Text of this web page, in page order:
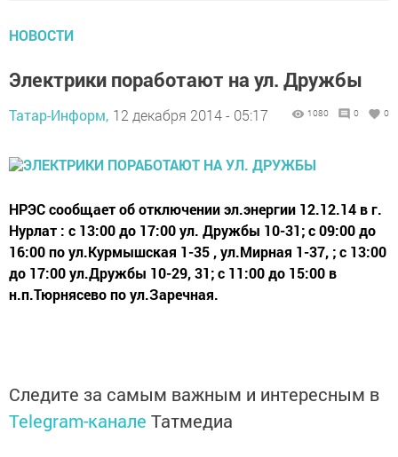
НОВОСТИ
Электрики поработают на ул. Дружбы
Татар-Информ, 12 декабря 2014 - 05:17 1080 0 0
НРЭС сообщает об отключении эл.энергии 12.12.14 в г.
Нурлат : с 13:00 до 17:00 ул. Дружбы 10-31; с 09:00 до
16:00 по ул.Курмышская 1-35 , ул.Мирная 1-37, ; с 13:00
до 17:00 ул.Дружбы 10-29, 31; с 11:00 до 15:00 в
н.п.Тюрнясево по ул.Заречная.
Следите за самым важным и интересным в
Telegram-канале Татмедиа